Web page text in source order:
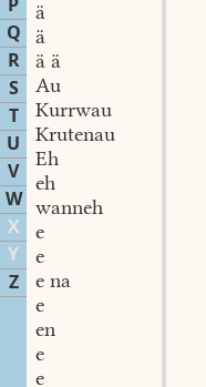
P
Q
R
S
T
U
V
W
X
Y
Z
ä
ä
ä ä
Au
Kurrwau
Krutenau
Eh
eh
wanneh
e
e
e na
e
en
e
e